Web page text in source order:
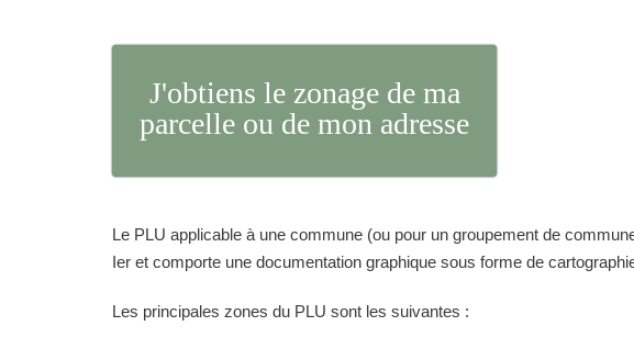
J'obtiens le zonage de ma
parcelle ou de mon adresse
Le PLU applicable à une commune (ou pour un groupement de
Ier et comporte une documentation graphique sous forme de
Les principales zones du PLU sont les suivantes :